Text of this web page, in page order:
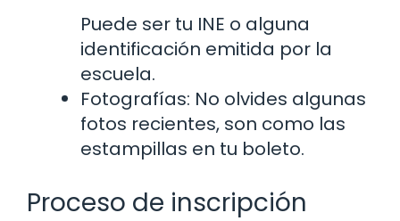
Puede ser tu INE o alguna
identificación emitida por la
escuela.
Fotografías: No olvides algunas
fotos recientes, son como las
estampillas en tu boleto.
Proceso de inscripción